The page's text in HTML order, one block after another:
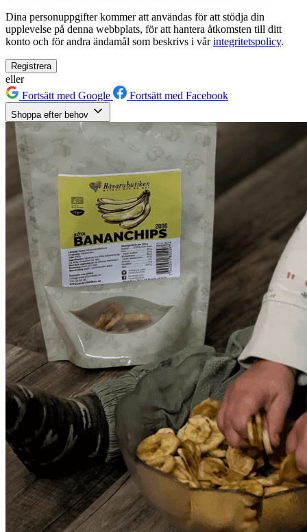
Dina personuppgifter kommer att användas för att stödja din
upplevelse på denna webbplats, för att hantera åtkomsten till ditt
konto och för andra ändamål som beskrivs i vårintegritetspolicy.
Registrera
eller
Fortsätt med Google
Fortsätt med Facebook
Shoppa efter behov